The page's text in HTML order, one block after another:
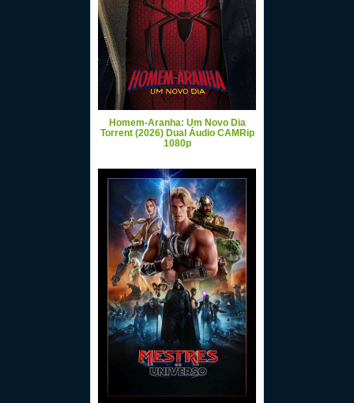
Homem-Aranha: Um Novo Dia
Torrent (2026) Dual Áudio CAMRip
1080p